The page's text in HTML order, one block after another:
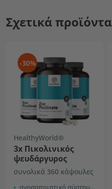
Σχετικά προϊόντα
-30%
HealthyWorld®
3x Πικολινικός
ψευδάργυρος
συνολικά 360 κάψουλες
ανοσοποιητικό σύστημα, κυτταρική προστασία